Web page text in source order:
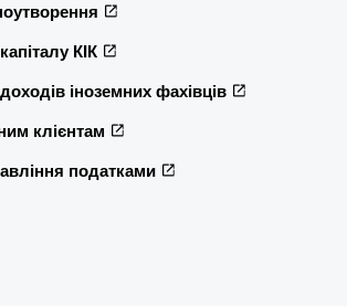
КІК
іноземних фахівців
клієнтам
податками